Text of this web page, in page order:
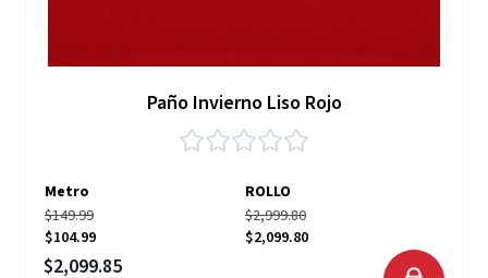
Paño Invierno Liso Rojo
Metro
ROLLO
$149.99
$104.99
$2,999.80
$2,099.80
Precio especial
$2,099.85